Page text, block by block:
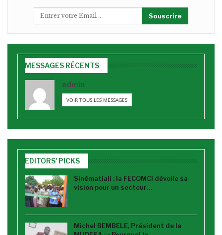
Souscrire
MESSAGES RÉCENTS
admin
VOIR TOUS LES MESSAGES
EDITORS' PICKS
Sinématiali : la FECOMCI dévoile sa
vision pour un secteur…
Michel BEMBELE, Président de la